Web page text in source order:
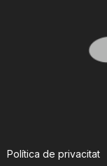
g
Política de privacitat